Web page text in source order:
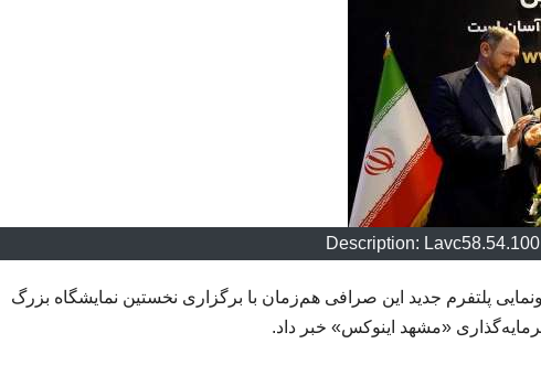
Description: Lavc58.54.100
پلتفرم جدید این صرافی هم‌زمان با برگزاری نخستین نمایشگاه بزرگ
«مشهد اینوکس» خبر داد.